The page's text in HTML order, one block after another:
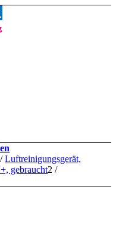
/ Luftreinigungsgerät,
gebraucht2 /